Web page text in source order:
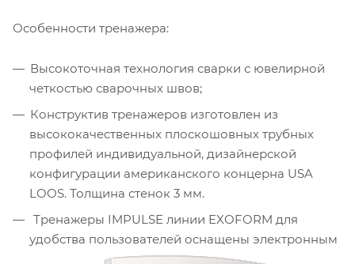
Особенности тренажера:
Высокоточная технология сварки с ювелирной
четкостью сварочных швов;
Конструктив тренажеров изготовлен из
высококачественных плоскошовных трубных
профилей индивидуальной, дизайнерской
конфигурации американского концерна USA
LOOS. Толщина стенок 3 мм.
Тренажеры IMPULSE линии EXOFORM для
удобства пользователей оснащены электронным